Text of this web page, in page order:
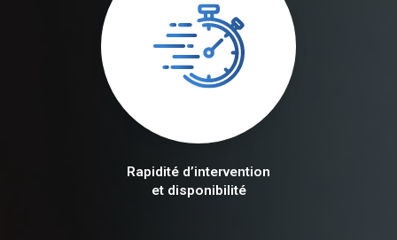
Rapidité d’intervention
et disponibilité